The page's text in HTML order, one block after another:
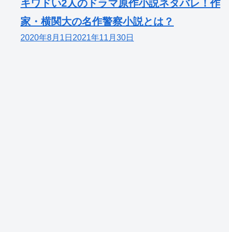
キワドい2人のドラマ原作小説ネタバレ！作
家・横関大の名作警察小説とは？
2020年8月1日 2021年11月30日